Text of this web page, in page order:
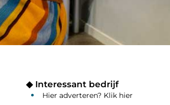
◆ Interessant bedrijf
Hier adverteren? Klik hier